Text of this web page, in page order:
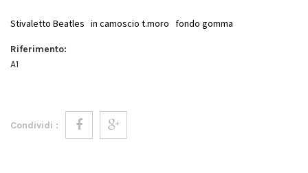
Stivaletto Beatles in camoscio t.moro fondo gomma
Riferimento:
A1
Condividi :